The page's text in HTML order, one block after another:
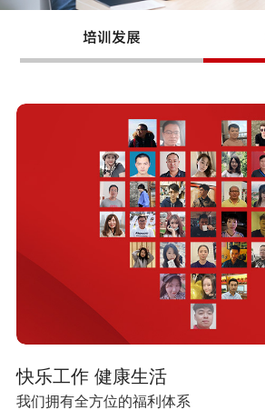
培训发展
快乐工作 健康生活
我们拥有全方位的福利体系